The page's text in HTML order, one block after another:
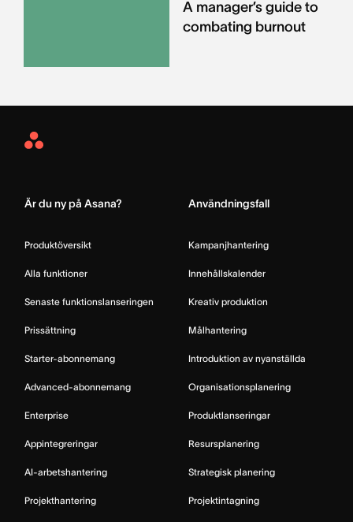
A manager’s guide to
combating burnout
Asana
Är du ny på Asana?
Produktöversikt
Alla funktioner
Senaste funktionslanseringen
Prissättning
Starter-abonnemang
Advanced-abonnemang
Enterprise
Appintegreringar
AI-arbetshantering
Projekthantering
Användningsfall
Kampanjhantering
Innehållskalender
Kreativ produktion
Målhantering
Introduktion av nyanställda
Organisationsplanering
Produktlanseringar
Resursplanering
Strategisk planering
Projektintagning